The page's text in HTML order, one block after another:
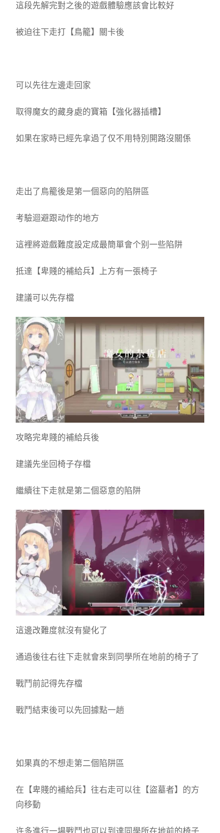
這段先解完對之後的遊戲體驗應該會比較好
被迫往下走打【鳥籠】關卡後
可以先往左邊走回家
取得魔女的藏身處的寶箱【強化器插槽】
如果在家時已經先拿過了仅不用特別開路沒關係
走出了鳥籠後是第一個惡向的陷阱區
考驗迴避跟动作的地方
這裡將遊戲難度設定成最簡單會个别一些陷阱
抵達【卑賤的補給兵】上方有一張椅子
建議可以先存檔
攻略完卑賤的補給兵後
建議先坐回椅子存檔
繼續往下走就是第二個惡意的陷阱
這邊改難度就沒有變化了
通過後往右往下走就會來到同學所在地前的椅子了
戰鬥前記得先存檔
戰鬥結束後可以先回據點一趟
如果真的不想走第二個陷阱區
在【卑賤的補給兵】往右走可以往【盜墓者】的方
向移動